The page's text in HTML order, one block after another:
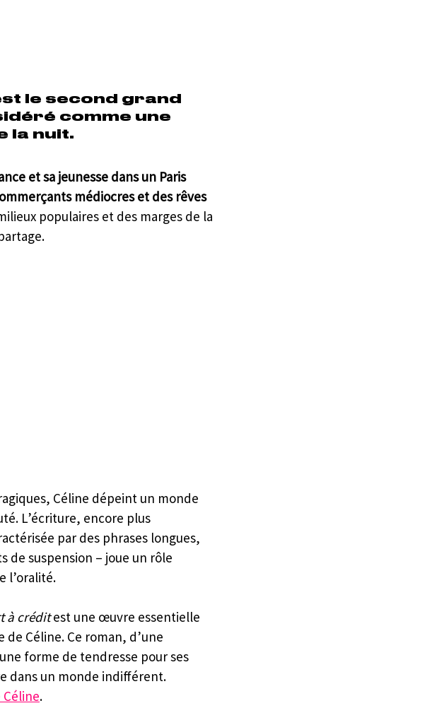
le second grand
comme une
la nuit.
et sa jeunesse dans un Paris
médiocres et des rêves
populaires et des marges de la
Céline dépeint un monde
L’écriture, encore plus
par des phrases longues,
de suspension – joue un rôle
l’oralité.
à crédit est une œuvre essentielle
Céline. Ce roman, d’une
forme de tendresse pour ses
dans un monde indifférent.
.